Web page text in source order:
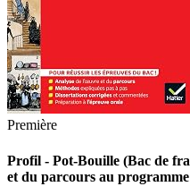
Première
Profil - Pot-Bouille (Bac de
et du parcours au